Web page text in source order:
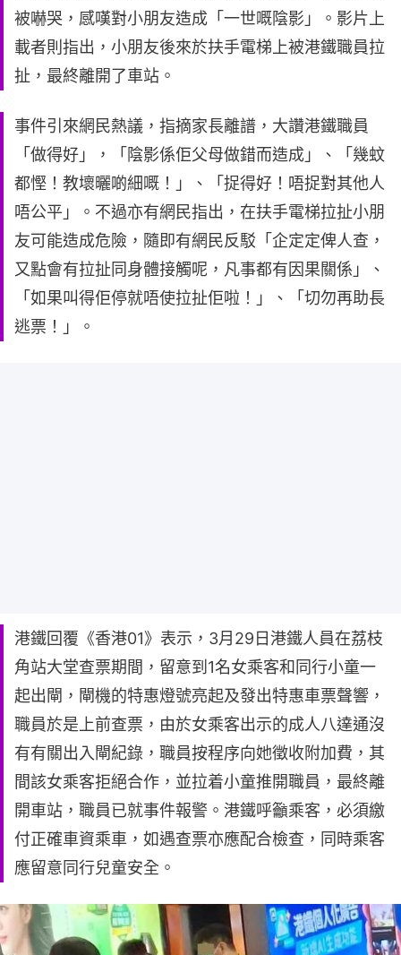
被嚇哭，感嘆對小朋友造成「一世嘅陰影」。影片上
載者則指出，小朋友後來於扶手電梯上被港鐵職員拉
扯，最終離開了車站。
事件引來網民熱議，指摘家長離譜，大讚港鐵職員
「做得好」，「陰影係佢父母做錯而造成」、「幾蚊
都慳！教壞曬啲細嘅！」、「捉得好！唔捉對其他人
唔公平」。不過亦有網民指出，在扶手電梯拉扯小朋
友可能造成危險，隨即有網民反駁「企定定俾人查，
又點會有拉扯同身體接觸呢，凡事都有因果關係」、
「如果叫得佢停就唔使拉扯佢啦！」、「切勿再助長
逃票！」。
港鐵回覆《香港01》表示，3月29日港鐵人員在荔枝
角站大堂查票期間，留意到1名女乘客和同行小童一
起出閘，閘機的特惠燈號亮起及發出特惠車票聲響，
職員於是上前查票，由於女乘客出示的成人八達通沒
有有關出入閘紀錄，職員按程序向她徵收附加費，其
間該女乘客拒絕合作，並拉着小童推開職員，最終離
開車站，職員已就事件報警。港鐵呼籲乘客，必須繳
付正確車資乘車，如遇查票亦應配合檢查，同時乘客
應留意同行兒童安全。